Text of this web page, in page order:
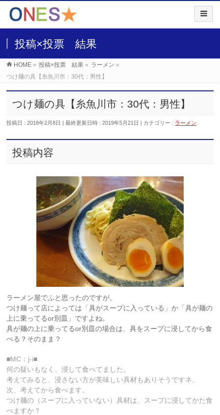
投稿×投票 結果
HOME » 投稿×投票 結果 » ラーメン »
つけ麺の具【糸魚川市：30代：男性】
つけ麺の具【糸魚川市：30代：男性】
投稿日 : 2018年2月8日 最終更新日時 : 2019年5月21日 カテゴリー : ラーメン
投稿内容
ラーメン屋でふと思ったのですが。
つけ麺って店によっては「具がスープに入っている」か「具が麺の
上に乗ってるor別皿」ですよね。
具が麺の上に乗ってるor別皿の場合は、具をスープに浸してから食
べる？そのまま？
■MC：j-i■
何の疑いもなく、浸して食べてました。
考えてみると、浸さない方が美味しい具材もありそうですネ。
次、考えてから食べます。
つけ麺の（スープに入っていない）具材は、スープに浸してかた食
べますか？